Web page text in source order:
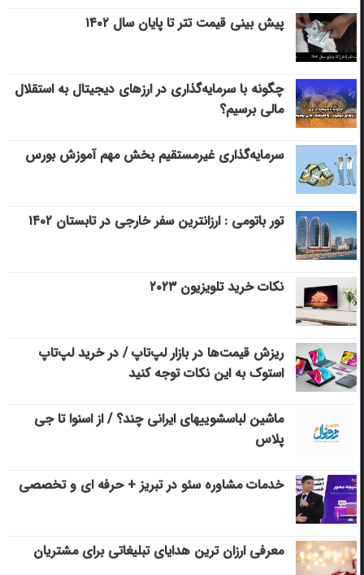
پیش بینی قیمت تتر تا پایان سال ۱۴۰۲
چگونه با سرمایه‌گذاری در ارزهای دیجیتال به استقلال
مالی برسیم؟
سرمایه‌گذاری غیرمستقیم بخش مهم آموزش بورس
تور باتومی : ارزانترین سفر خارجی در تابستان ۱۴۰۲
نکات خرید تلویزیون ۲۰۲۳
ریزش قیمت‌ها در بازار لپ‌تاپ / در خرید لپ‌تاپ
استوک به این نکات توجه کنید
ماشین لباسشویی‎های ایرانی چند؟ / از اسنوا تا جی
پلاس
خدمات مشاوره سئو در تبریز + حرفه ای و تخصصی
معرفی ارزان ترین هدایای تبلیغاتی برای مشتریان